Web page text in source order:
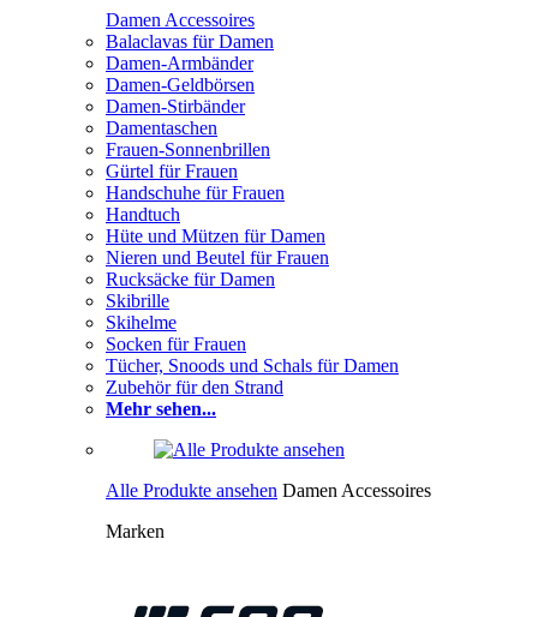
Damen Accessoires
Balaclavas für Damen
Damen-Armbänder
Damen-Geldbörsen
Damen-Stirbänder
Damentaschen
Frauen-Sonnenbrillen
Gürtel für Frauen
Handschuhe für Frauen
Handtuch
Hüte und Mützen für Damen
Nieren und Beutel für Frauen
Rucksäcke für Damen
Skibrille
Skihelme
Socken für Frauen
Tücher, Snoods und Schals für Damen
Zubehör für den Strand
Mehr sehen...
Alle Produkte ansehen Damen Accessoires
Marken